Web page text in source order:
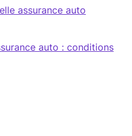
assurance auto
auto : conditions